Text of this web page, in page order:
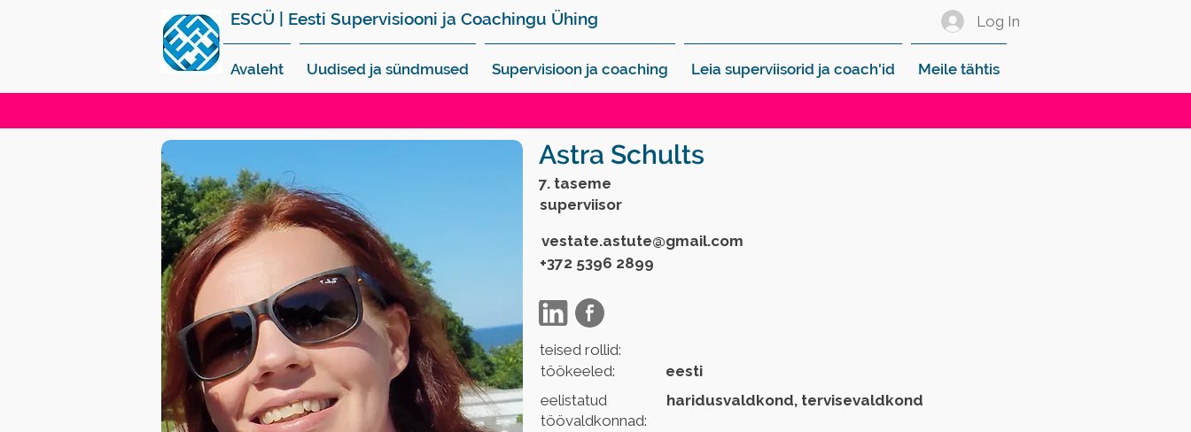
ESCÜ | Eesti Supervisiooni ja Coachingu Ühing Log In
Avaleht Uudised ja sündmused Supervisioon ja coaching Leia superviisorid ja coach'id Meile tähtis
Astra Schults
7. taseme
superviisor
vestate.astute@gmail.com
+372 5396 2899
teised rollid:
töökeeled:
eesti
eelistatud
töövaldkonnad:
haridusvaldkond, tervisevaldkond